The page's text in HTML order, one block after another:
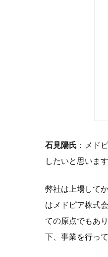
石見陽氏 ：メド
したいと思いま
弊社は上場して
はメドピア株式
ての原点でもあ
下、事業を行っ